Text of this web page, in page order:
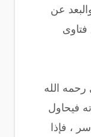
عن
رحمه الله
ﻓﻴﺤﺎﻭﻝ
، ﻓﺈﺫﺍ